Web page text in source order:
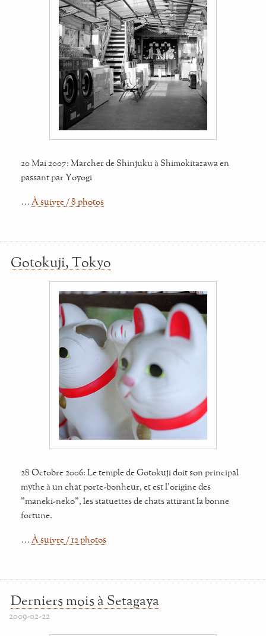
20 Mai 2007: Marcher de Shinjuku à Shimokitazawa en
passant par Yoyogi
… À suivre / 8 photos
Gotokuji, Tokyo
28 Octobre 2006: Le temple de Gotokuji doit son principal
mythe à un chat porte-bonheur, et est l'origine des
"maneki-neko", les statuettes de chats attirant la bonne
fortune.
… À suivre / 12 photos
Derniers mois à Setagaya
2009-02-22